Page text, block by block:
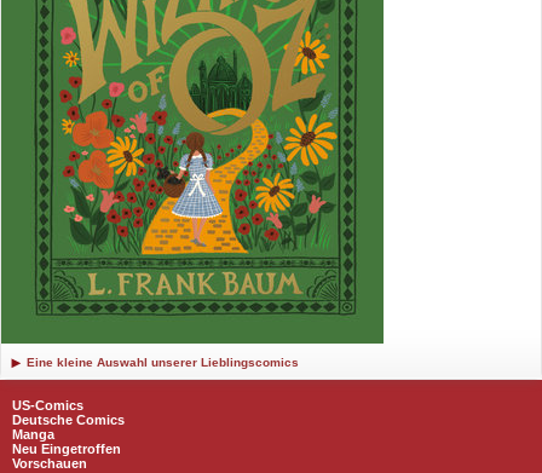
Eine kleine Auswahl unserer Lieblingscomics
US-Comics
Deutsche Comics
Manga
Neu Eingetroffen
Vorschauen